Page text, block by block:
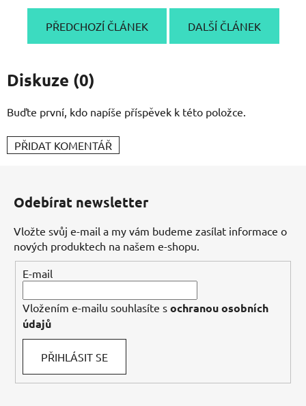
PŘEDCHOZÍ ČLÁNEK DALŠÍ ČLÁNEK
Diskuze (0)
Buďte první, kdo napíše příspěvek k této položce.
PŘIDAT KOMENTÁŘ
Odebírat newsletter
Vložte svůj e-mail a my vám budeme zasílat informace o
nových produktech na našem e-shopu.
E-mail
Vložením e-mailu souhlasíte s ochranou osobních
údajů
PŘIHLÁSIT SE